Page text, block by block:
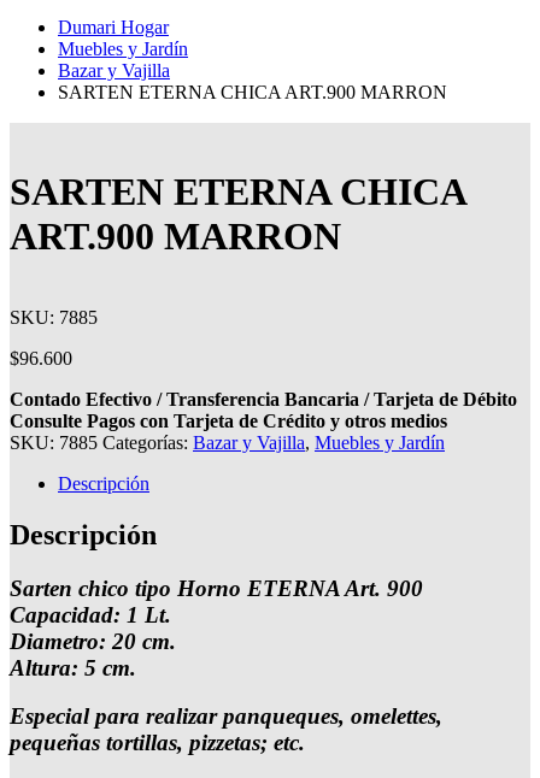
Dumari Hogar
Muebles y Jardín
Bazar y Vajilla
SARTEN ETERNA CHICA ART.900 MARRON
SARTEN ETERNA CHICA
ART.900 MARRON
SKU: 7885
$96.600
Contado Efectivo / Transferencia Bancaria / Tarjeta de Débito
Consulte Pagos con Tarjeta de Crédito y otros medios
SKU: 7885 Categorías: Bazar y Vajilla, Muebles y Jardín
Descripción
Descripción
Sarten chico tipo Horno ETERNA Art. 900
Capacidad: 1 Lt.
Diametro: 20 cm.
Altura: 5 cm.
Especial para realizar panqueques, omelettes,
pequeñas tortillas, pizzetas; etc.